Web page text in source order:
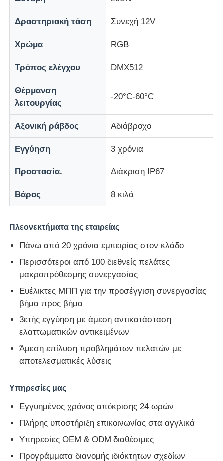
Δραστηριακή τάση Συνεχή 12V
Χρώμα RGB
Τρόπος ελέγχου DMX512
Θέρμανση
λειτουργίας
-20°C-60°C
Αξονική ράβδος Αδιάβροχο
Εγγύηση 3 χρόνια
Προστασία. Διάκριση IP67
Βάρος 8 κιλά
Πλεονεκτήματα της εταιρείας
Πάνω από 20 χρόνια εμπειρίας στον κλάδο
Περισσότεροι από 100 διεθνείς πελάτες
μακροπρόθεσμης συνεργασίας
Ευέλικτες ΜΠΠ για την προσέγγιση συνεργασίας
βήμα προς βήμα
3ετής εγγύηση με άμεση αντικατάσταση
ελαττωματικών αντικειμένων
Άμεση επίλυση προβλημάτων πελατών με
αποτελεσματικές λύσεις
Υπηρεσίες μας
Εγγυημένος χρόνος απόκρισης 24 ωρών
Πλήρης υποστήριξη επικοινωνίας στα αγγλικά
Υπηρεσίες OEM & ODM διαθέσιμες
Προγράμματα διανομής ιδιόκτητων σχεδίων